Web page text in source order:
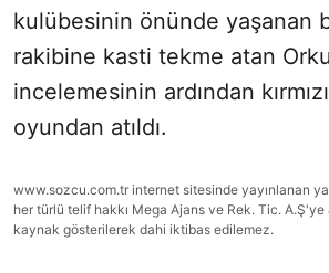
kulübesinin önünde yaşanan
rakibine kasti tekme atan
incelemesinin ardından
oyundan atıldı.
www.sozcu.com.tr internet sitesinde yayınlanan
her türlü telif hakkı Mega Ajans ve Rek. Tic. A.Ş'ye
kaynak gösterilerek dahi iktibas edilemez.